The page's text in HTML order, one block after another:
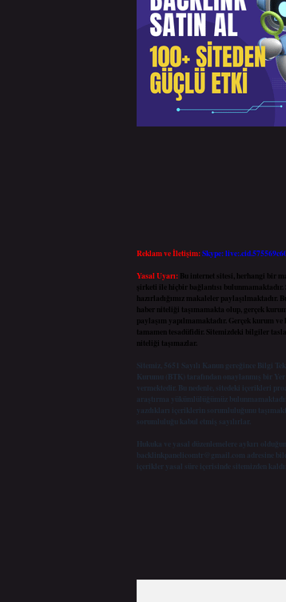
Reklam ve İletişim:Skype:
Yasal Uyarı: Bu internet sitesi, herhangi bir
şirketi ile hiçbir bağlantısı bulunmamaktadır.
hazırladığımız makaleler paylaşılmaktadır.
haber niteliği taşımamakta olup, gerçek
paylaşım yapılmamaktadır. Gerçek kurum
tamamen tesadüfidir. Sitemizdeki bilgiler
niteliği taşımazlar.
Sitemiz, 5651 Sayılı Kanun gereğince Bilgi
Kurumu (BTK) tarafından onaylanmış bir
vermektedir. Bu nedenle, sitedeki içerikleri
araştırma yükümlülüğümüz
yazdıkları içeriklerin sorumluluğunu
sorumluluğu kabul etmiş sayılırlar.
Hukuka ve yasal düzenlemelere aykırı
backlinkpanelicomtr@gmail.com adresine
içerikler yasal süre içerisinde sitemizden